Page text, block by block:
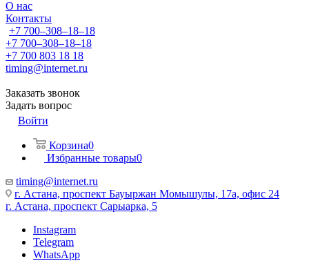
О нас
Контакты
+7 700‒308‒18‒18
+7 700‒308‒18‒18
+7 700 803 18 18
timing@internet.ru
Заказать звонок
Задать вопрос
Войти
Корзина0
Избранные товары0
timing@internet.ru
г. Астана, проспект Бауыржан Момышулы, 17а, офис 24
г. Астана, проспект Сарыарка, 5
Instagram
Telegram
WhatsApp